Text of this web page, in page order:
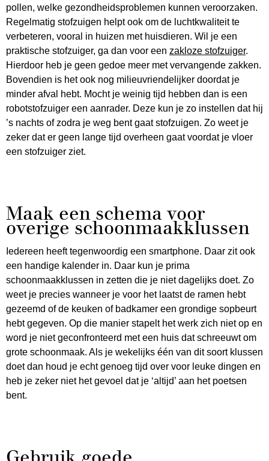
pollen, welke gezondheidsproblemen kunnen veroorzaken.
Regelmatig stofzuigen helpt ook om de luchtkwaliteit te
verbeteren, vooral in huizen met huisdieren. Wil je een
praktische stofzuiger, ga dan voor een zakloze stofzuiger.
Hierdoor heb je geen gedoe meer met vervangende zakken.
Bovendien is het ook nog milieuvriendelijker doordat je
minder afval hebt. Mocht je weinig tijd hebben dan is een
robotstofzuiger een aanrader. Deze kun je zo instellen dat hij
’s nachts of zodra je weg bent gaat stofzuigen. Zo weet je
zeker dat er geen lange tijd overheen gaat voordat je vloer
een stofzuiger ziet.
Maak een schema voor
overige schoonmaakklussen
Iedereen heeft tegenwoordig een smartphone. Daar zit ook
een handige kalender in. Daar kun je prima
schoonmaakklussen in zetten die je niet dagelijks doet. Zo
weet je precies wanneer je voor het laatst de ramen hebt
gezeemd of de keuken of badkamer een grondige sopbeurt
hebt gegeven. Op die manier stapelt het werk zich niet op en
word je niet geconfronteerd met een huis dat schreeuwt om
grote schoonmaak. Als je wekelijks één van dit soort klussen
doet dan houd je echt genoeg tijd over voor leuke dingen en
heb je zeker niet het gevoel dat je ‘altijd’ aan het poetsen
bent.